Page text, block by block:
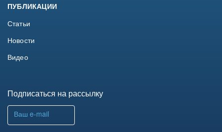
ПУБЛИКАЦИИ
Статьи
Новости
Видео
Подписаться на рассылку
Ваш e-mail